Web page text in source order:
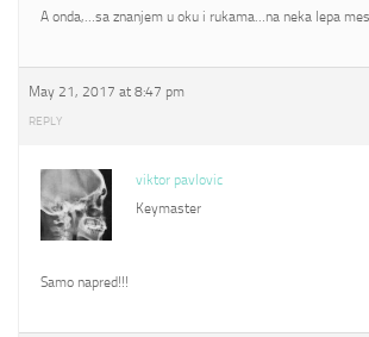
A onda,…sa znanjem u oku i rukama…na neka lepa
May 21, 2017 at 8:47 pm
REPLY
viktor pavlovic
Keymaster
Samo napred!!!